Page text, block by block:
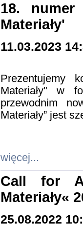
18. numer
Materiały'
11.03.2023
Prezentujemy
Materiały" w
przewodnim
Materiały” jest
więcej...
Call for
Materiały«
25.08.2022